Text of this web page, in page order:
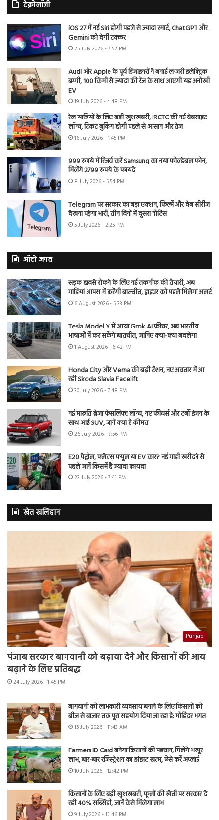
टेक्नोलॉजी
iOS 27 में नई Siri होगी पहले से ज्यादा स्मार्ट, ChatGPT और
Gemini को देगी टक्कर
25 July 2026 - 7:52 PM
Audi और Apple के पूर्व डिजाइनरों ने बनाई लग्जरी इलेक्ट्रिक
बग्गी, 100 किमी से ज्यादा की रेंज के साथ आएगी यह अनोखी
EV
19 July 2026 - 4:48 PM
रेल यात्रियों के लिए बड़ी खुशखबरी, IRCTC की नई वेबसाइट
लॉन्च, टिकट बुकिंग होगी पहले से आसान और तेज
16 July 2026 - 1:45 PM
999 रुपये में रिजर्व करें Samsung का नया फोल्डेबल फोन,
मिलेंगे 2799 रुपये के फायदे
8 July 2026 - 5:54 PM
Telegram पर सरकार का बड़ा एक्शन, फिल्में और वेब सीरीज
देखना पड़ेगा भारी, तीन दिनों में दूसरा नोटिस
5 July 2026 - 2:25 PM
ऑटो जगत
सड़क हादसे रोकने के लिए नई तकनीक की तैयारी, अब
गाड़ियां आपस में करेंगी बातचीत, ड्राइवर को पहले मिलेगा अलर्ट
6 August 2026 - 5:33 PM
Tesla Model Y में आया Grok AI फीचर, अब भारतीय
भाषाओं में कर सकेंगे बातचीत, जानिए क्या-क्या बदलेगा
1 August 2026 - 6:42 PM
Honda City और Verna की बढ़ी टेंशन, नए अवतार में आ
रही Skoda Slavia Facelift
30 July 2026 - 7:48 PM
नई मारुति ब्रेजा फेसलिफ्ट लॉन्च, नए फीचर्स और टर्बो इंजन के
साथ आई SUV, जानें क्या है कीमत
26 July 2026 - 3:56 PM
E20 पेट्रोल, फ्लेक्स फ्यूल या EV कार? नई गाड़ी खरीदने से
पहले जानें किसमें है ज्यादा फायदा
23 July 2026 - 7:41 PM
खेत खलिहान
Punjab
पंजाब सरकार बागवानी को बढ़ावा देने और किसानों की आय
बढ़ाने के लिए प्रतिबद्ध
24 July 2026 - 1:45 PM
बागवानी को लाभकारी व्यवसाय बनाने के लिए किसानों को
बीज से बाजार तक पूरा सहयोग दिया जा रहा है: मोहिंदर भगत
15 July 2026 - 11:43 AM
Farmers ID Card बनेगा किसानों की पहचान, मिलेंगे भरपूर
लाभ, बार-बार रजिस्ट्रेशन का झंझट खत्म, ऐसे करें अप्लाई
10 July 2026 - 12:42 PM
किसानों के लिए बड़ी खुशखबरी, फूलों की खेती पर सरकार दे
रही 40% सब्सिडी, जानें कैसे मिलेगा लाभ
9 July 2026 - 12:46 PM